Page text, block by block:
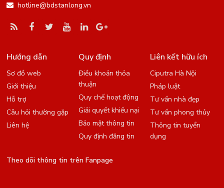
hotline@bdstanlong.vn
Hướng dẫn
Sơ đồ web
Giới thiệu
Hỗ trợ
Câu hỏi thường gặp
Liên hệ
Quy định
Điều khoản thỏa
thuận
Quy chế hoạt động
Giải quyết khiếu nại
Bảo mật thông tin
Quy định đăng tin
Liên kết hữu ích
Ciputra Hà Nội
Pháp luật
Tư vấn nhà đẹp
Tư vấn phong thủy
Thông tin tuyển
dụng
Theo dõi thông tin trên Fanpage